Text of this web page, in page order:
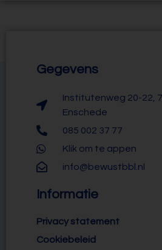
Gegevens
Institutenweg 20-22,
Enschede
085 002 37 77
Klik om te appen
info@bewustbbl.nl
Informatie
Privacy statement
Cookiebeleid